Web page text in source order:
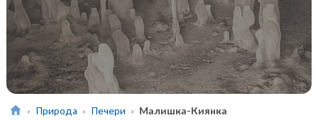
Природа Печери Малишка-Киянка